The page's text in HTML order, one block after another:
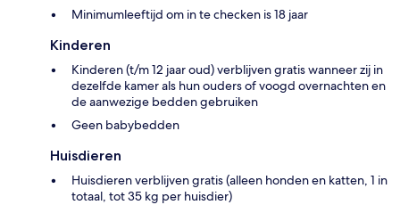
Minimumleeftijd om in te checken is 18 jaar
Kinderen
Kinderen (t/m 12 jaar oud) verblijven gratis wanneer zij in
dezelfde kamer als hun ouders of voogd overnachten en
de aanwezige bedden gebruiken
Geen babybedden
Huisdieren
Huisdieren verblijven gratis (alleen honden en katten, 1 in
totaal, tot 35 kg per huisdier)